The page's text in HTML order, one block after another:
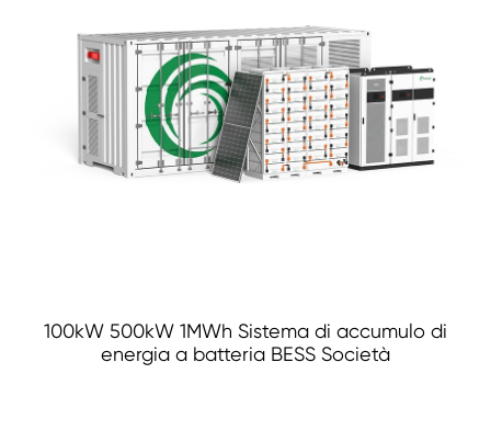
100kW 500kW 1MWh Sistema di accumulo di
energia a batteria BESS Società